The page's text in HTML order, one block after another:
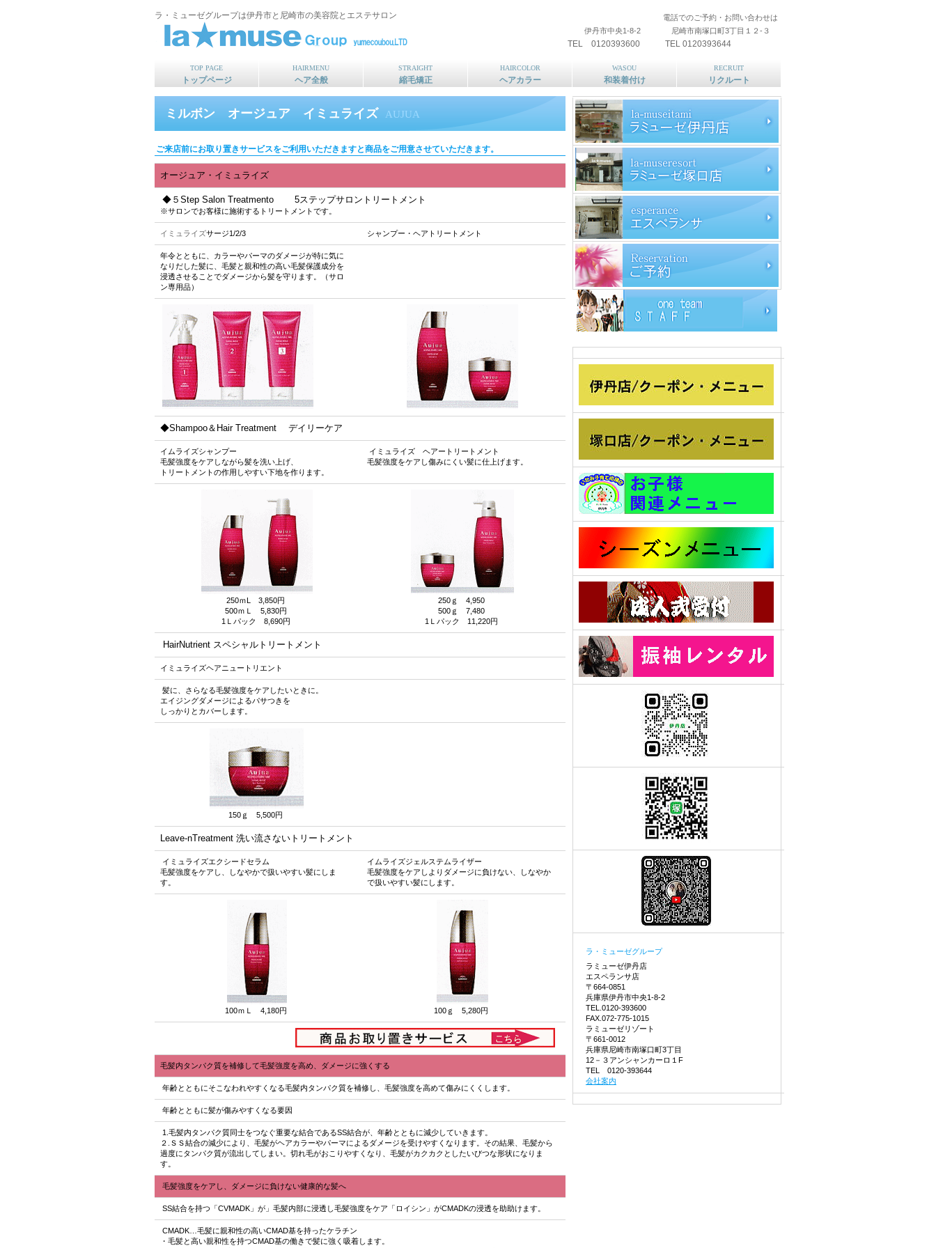
ラ・ミューゼグループは伊丹市と尼崎市の美容院とエステサロン
電話でのご予約・お問い合わせは
伊丹市中央1-8-2 尼崎市南塚口町3丁目１２-３
TEL 0120393600 TEL 0120393644
ミルボン オージュア イミュライズ AUJUA
ご来店前にお取り置きサービスをご利用いただきますと商品をご用意させていただきます。
オージュア・イミュライズ
◆５Step Salon Treatmento 5ステップサロントリートメント
※サロンでお客様に施術するトリートメントです。
イミュライズサージ1/2/3 シャンプー・ヘアトリートメント
年令とともに、カラーやパーマのダメージが特に気に
なりだした髪に、毛髪と親和性の高い毛髪保護成分を
浸透させることでダメージから髪を守ります。（サロ
ン専用品）
◆Shampoo＆Hair Treatment デイリーケア
イムライズシャンプー
毛髪強度をケアしながら髪を洗い上げ、
トリートメントの作用しやすい下地を作ります。
イミュライズ ヘアートリートメント
毛髪強度をケアし傷みにくい髪に仕上げます。
250ｍL 3,850円
500ｍＬ 5,830円
1Ｌパック 8,690円
250ｇ 4,950
500ｇ 7,480
1Ｌパック 11,220円
HairNutrient スペシャルトリートメント
イミュライズヘアニュートリエント
髪に、さらなる毛髪強度をケアしたいときに。
エイジングダメージによるパサつきを
しっかりとカバーします。
150ｇ 5,500円
Leave-nTreatment 洗い流さないトリートメント
イミュライズエクシードセラム
毛髪強度をケアし、しなやかで扱いやすい髪にしま
す。
イムライズジェルステムライザー
毛髪強度をケアしよりダメージに負けない、しなやか
で扱いやすい髪にします。
100ｍＬ 4,180円 100ｇ 5,280円
毛髪内タンパク質を補修して毛髪強度を高め、ダメージに強くする
年齢とともにそこなわれやすくなる毛髪内タンパク質を補修し、毛髪強度を高めて傷みにくくします。
年齢とともに髪が傷みやすくなる要因
1.毛髪内タンパク質同士をつなぐ重要な結合であるSS結合が、年齢とともに減少していきます。
２.ＳＳ結合の減少により、毛髪がヘアカラーやパーマによるダメージを受けやすくなります。その結果、毛髪から
過度にタンパク質が流出してしまい。切れ毛がおこりやすくなり、毛髪がカクカクとしたいびつな形状になりま
す。
毛髪強度をケアし、ダメージに負けない健康的な髪へ
SS結合を持つ「CVMADK」が」毛髪内部に浸透し毛髪強度をケア「ロイシン」がCMADKの浸透を助助けます。
CMADK…毛髪に親和性の高いCMAD基を持ったケラチン
・毛髪と高い親和性を持つCMAD基の働きで髪に強く吸着します。
TOP PAGE
トップページ
HAIRMENU
ヘア全般
STRAIGHT
縮毛矯正
HAIRCOLOR
ヘアカラー
WASOU
和装着付け
RECRUIT
リクルート
ラ・ミューゼグループ
ラミューゼ伊丹店
エスペランサ店
〒664-0851
兵庫県伊丹市中央1-8-2
TEL.0120-393600
FAX.072-775-1015
ラミューゼリゾート
〒661-0012
兵庫県尼崎市南塚口町3丁目
12－３アンシャンカーロ１F
TEL 0120-393644
会社案内